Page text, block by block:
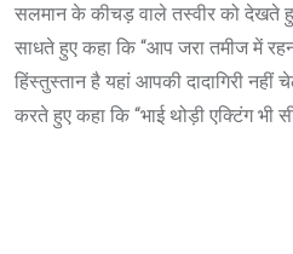
सलमान के कीचड़ वाले तस्वीर को देखते
साधते हुए कहा कि “आप जरा तमीज में
हिंस्तुस्तान है यहां आपकी दादागिरी
करते हुए कहा कि “भाई थोड़ी एक्टिंग भी